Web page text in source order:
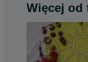
Więcej od